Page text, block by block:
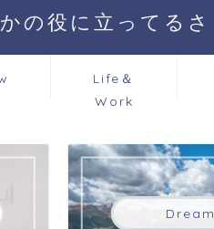
の役に立ってるさ
Life＆
Work
Dream